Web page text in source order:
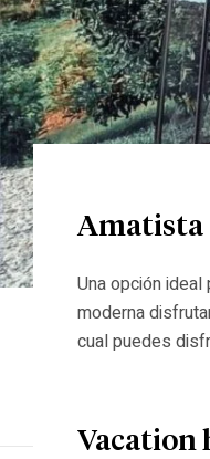
Amatista
Una opción
moderna
cual puedes
Vacation